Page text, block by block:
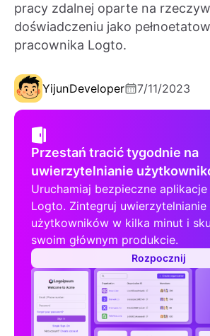
pracy zdalnej oparte na
doświadczeniu jako
pracownika Logto.
YijunDeveloper 7/11/2023
Przestań tracić tygodnie na
uwierzytelnianie
Uruchamiaj bezpieczne
Logto. Zintegruj uwierzytelnianie
użytkowników w kilka minut i
swoim głównym produkcie.
Rozpocznij